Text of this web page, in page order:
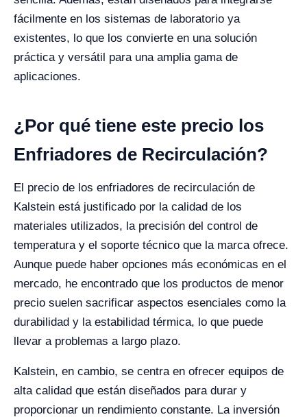
fácilmente en los sistemas de laboratorio ya
existentes, lo que los convierte en una solución
práctica y versátil para una amplia gama de
aplicaciones.
¿Por qué tiene este precio los
Enfriadores de Recirculación?
El precio de los enfriadores de recirculación de
Kalstein está justificado por la calidad de los
materiales utilizados, la precisión del control de
temperatura y el soporte técnico que la marca ofrece.
Aunque puede haber opciones más económicas en el
mercado, he encontrado que los productos de menor
precio suelen sacrificar aspectos esenciales como la
durabilidad y la estabilidad térmica, lo que puede
llevar a problemas a largo plazo.
Kalstein, en cambio, se centra en ofrecer equipos de
alta calidad que están diseñados para durar y
proporcionar un rendimiento constante. La inversión